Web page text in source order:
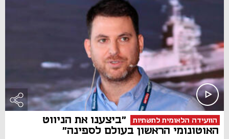
הוועידה הלאומית לתשתיות
"ביצענו את הניווט
האוטונומי הראשון בעולם לספינה"